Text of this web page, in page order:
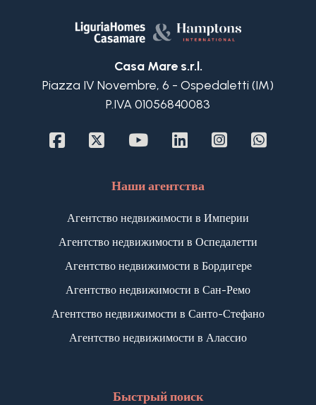
апартаментов, находящихся в идеальном
состоянии.
Все апатаменты имею свои внещние площади -
Бассейн и джакухи имеют функцию подогрева.
Casa Mare s.r.l.
Piazza IV Novembre, 6 - Ospedaletti (IM)
P.IVA 01056840083
Наши агентства
Агентство недвижимости в Империи
Агентство недвижимости в Оспедалетти
Агентство недвижимости в Бордигере
Агентство недвижимости в Сан-Ремо
Агентство недвижимости в Санто-Стефано
Агентство недвижимости в Алассио
Быстрый поиск